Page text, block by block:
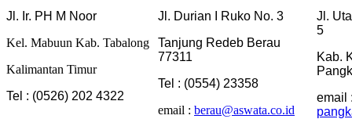
Jl. Ir. PH M Noor
Kel. Mabuun Kab. Tabalong
Kalimantan Timur
Tel : (0526) 202 4322
Jl. Durian I Ruko No. 3
Tanjung Redeb Berau
77311
Tel : (0554) 23358
email : berau@aswata.co.id
Jl.
5
Kab.
email